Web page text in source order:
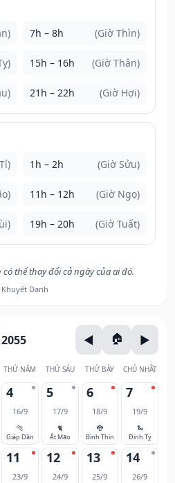
7h – 8h (Giờ Thìn)
15h – 16h (Giờ Thân)
21h – 22h (Giờ Hợi)
1h – 2h (Giờ Sửu)
11h – 12h (Giờ Ngọ)
19h – 20h (Giờ Tuất)
thể thay đổi cả ngày của ai đó.
Danh
THỨ NĂM THỨ SÁU THỨ BẢY CHỦ NHẬT
4
16/9
🐅
Giáp Dần
5
17/9
🐈
Ất Mão
6
18/9
🐉
Bính Thìn
7
19/9
🐍
Đinh Tỵ
11
23/9
12
24/9
13
25/9
14
26/9